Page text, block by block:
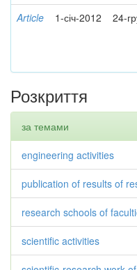
Article 1-січ-2012 24-
Розкриття
за темами
engineering activities
publication of results of
research schools of
scientific activities